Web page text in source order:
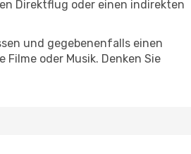
Direktflug oder einen indirekten
und gegebenenfalls einen
oder Musik. Denken Sie